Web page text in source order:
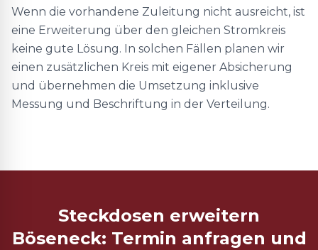
Wenn die vorhandene Zuleitung nicht ausreicht, ist
eine Erweiterung über den gleichen Stromkreis
keine gute Lösung. In solchen Fällen planen wir
einen zusätzlichen Kreis mit eigener Absicherung
und übernehmen die Umsetzung inklusive
Messung und Beschriftung in der Verteilung.
Steckdosen erweitern
Böseneck: Termin anfragen und